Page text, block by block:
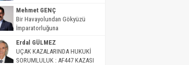
Mehmet GENÇ
Bir Havayolundan Gökyüzü
İmparatorluğuna
Erdal GÜLMEZ
UÇAK KAZALARINDA HUKUKİ
SORUMLULUK : AF447 KAZASI